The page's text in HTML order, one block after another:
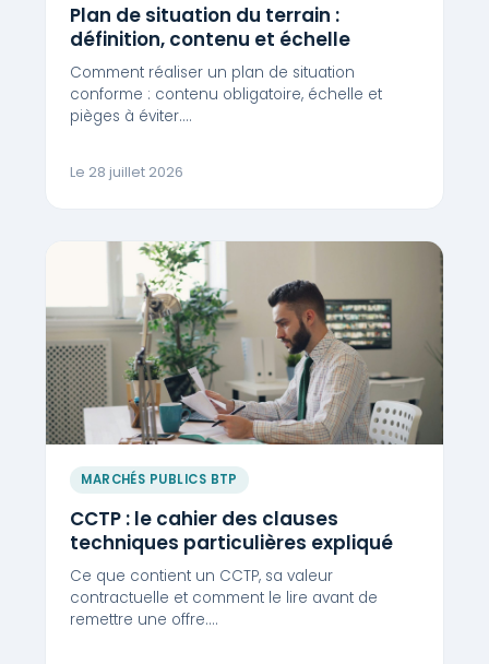
Plan de situation du terrain :
définition, contenu et échelle
Comment réaliser un plan de situation
conforme : contenu obligatoire, échelle et
pièges à éviter.…
Le 28 juillet 2026
MARCHÉS PUBLICS BTP
CCTP : le cahier des clauses
techniques particulières expliqué
Ce que contient un CCTP, sa valeur
contractuelle et comment le lire avant de
remettre une offre.…